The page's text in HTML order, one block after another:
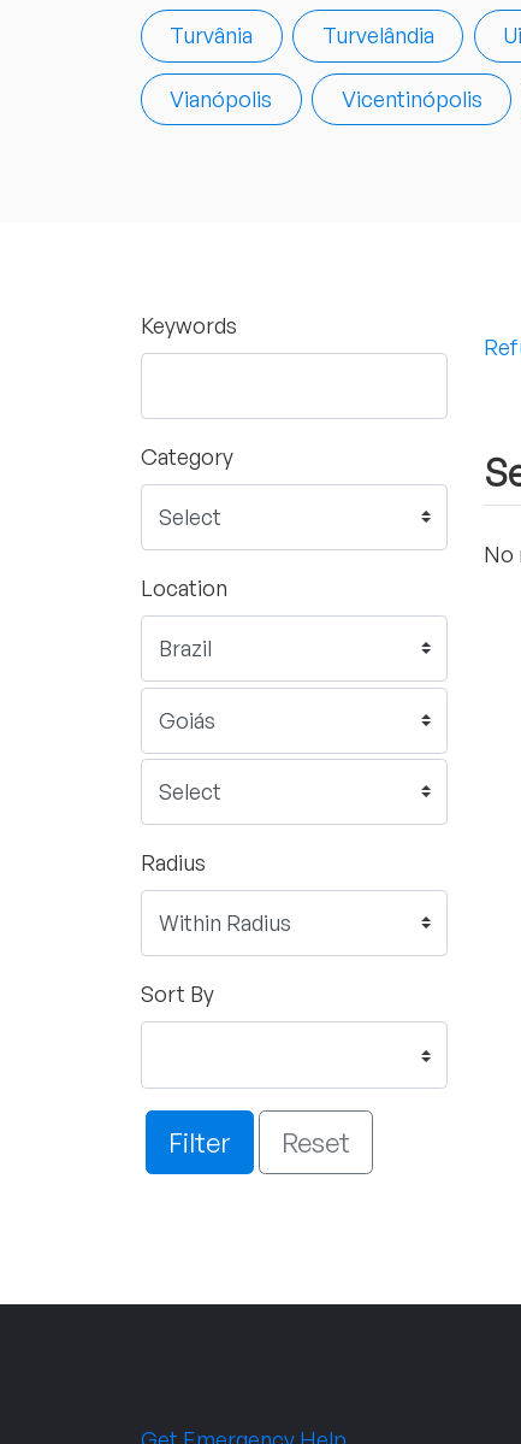
Turvânia Turvelândia
Vianópolis Vicentinópolis
Keywords
Category
Location
Radius
Sort By
Filter Reset
No
Get Emergency Help